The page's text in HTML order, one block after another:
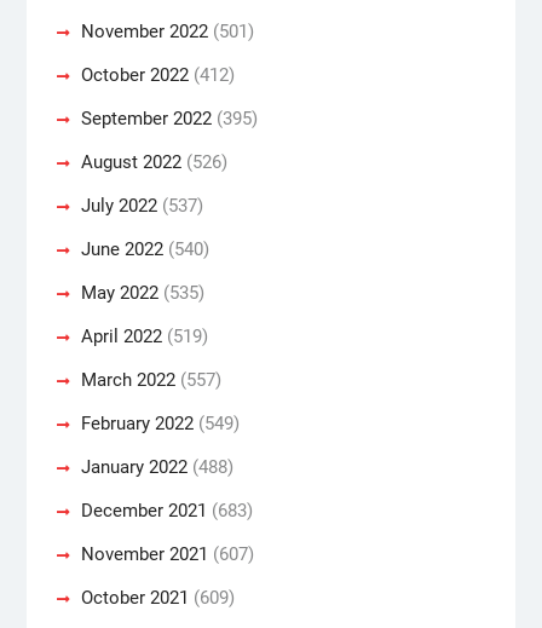
November 2022(501)
October 2022(412)
September 2022(395)
August 2022(526)
July 2022(537)
June 2022(540)
May 2022(535)
April 2022(519)
March 2022(557)
February 2022(549)
January 2022(488)
December 2021 (683)
November 2021 (607)
October 2021 (609)